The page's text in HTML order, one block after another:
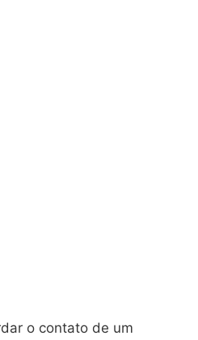
o contato de um